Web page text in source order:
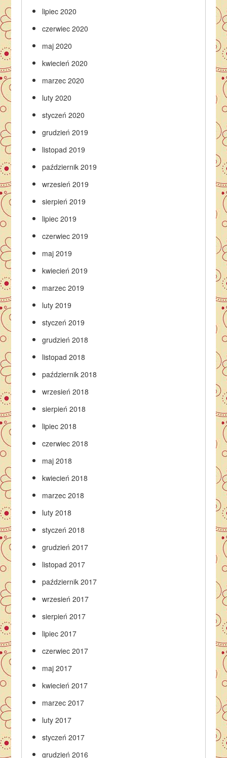
lipiec 2020
czerwiec 2020
maj 2020
kwiecień 2020
marzec 2020
luty 2020
styczeń 2020
grudzień 2019
listopad 2019
październik 2019
wrzesień 2019
sierpień 2019
lipiec 2019
czerwiec 2019
maj 2019
kwiecień 2019
marzec 2019
luty 2019
styczeń 2019
grudzień 2018
listopad 2018
październik 2018
wrzesień 2018
sierpień 2018
lipiec 2018
czerwiec 2018
maj 2018
kwiecień 2018
marzec 2018
luty 2018
styczeń 2018
grudzień 2017
listopad 2017
październik 2017
wrzesień 2017
sierpień 2017
lipiec 2017
czerwiec 2017
maj 2017
kwiecień 2017
marzec 2017
luty 2017
styczeń 2017
grudzień 2016